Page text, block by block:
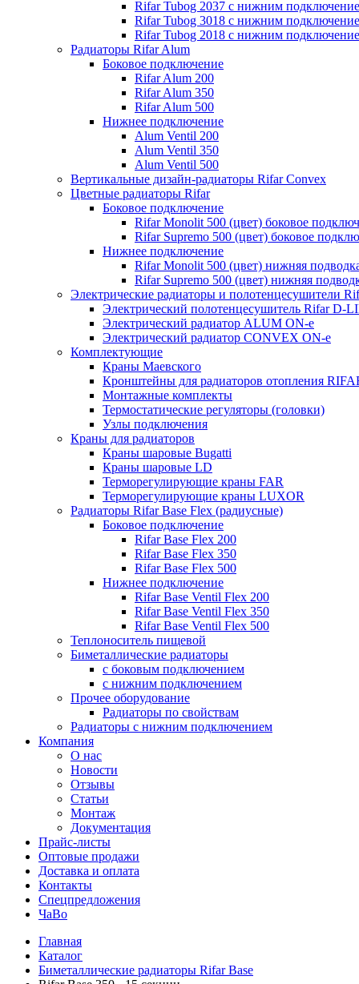
Rifar Tubog 2037 с нижним
Rifar Tubog 3018 с нижним
Rifar Tubog 2018 с нижним
Радиаторы Rifar Alum
Боковое подключение
Rifar Alum 200
Rifar Alum 350
Rifar Alum 500
Нижнее подключение
Alum Ventil 200
Alum Ventil 350
Alum Ventil 500
Вертикальные дизайн-радиаторы Rifar Convex
Цветные радиаторы Rifar
Боковое подключение
Rifar Monolit 500 (цвет) боковое
Rifar Supremo 500 (цвет) боковое
Нижнее подключение
Rifar Monolit 500 (цвет) нижняя
Rifar Supremo 500 (цвет) нижняя
Электрические радиаторы и полотенцесушители
Электрический полотенцесушитель Rifar D-
Электрический радиатор ALUM ON-e
Электрический радиатор CONVEX ON-e
Комплектующие
Краны Маевского
Кронштейны для радиаторов отопления
Монтажные комплекты
Термостатические регуляторы (головки)
Узлы подключения
Краны для радиаторов
Краны шаровые Bugatti
Краны шаровые LD
Терморегулирующие краны FAR
Терморегулирующие краны LUXOR
Радиаторы Rifar Base Flex (радиусные)
Боковое подключение
Rifar Base Flex 200
Rifar Base Flex 350
Rifar Base Flex 500
Нижнее подключение
Rifar Base Ventil Flex 200
Rifar Base Ventil Flex 350
Rifar Base Ventil Flex 500
Теплоноситель пищевой
Биметаллические радиаторы
с боковым подключением
с нижним подключением
Прочее оборудование
Радиаторы по свойствам
Радиаторы с нижним подключением
Компания
О нас
Новости
Отзывы
Статьи
Монтаж
Документация
Прайс-листы
Оптовые продажи
Доставка и оплата
Контакты
Спецпредложения
ЧаВо
Главная
Каталог
Биметаллические радиаторы Rifar Base